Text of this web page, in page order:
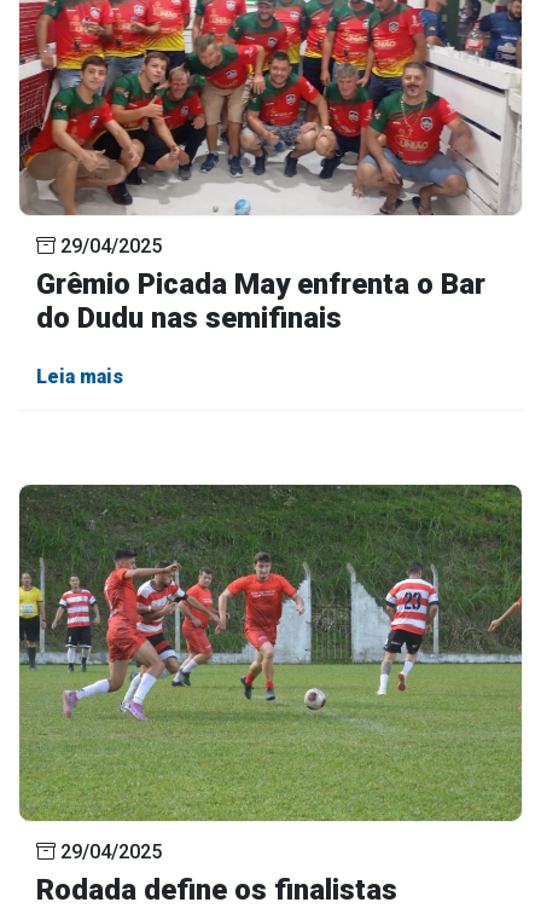
29/04/2025
Grêmio Picada May enfrenta o Bar
do Dudu nas semifinais
Leia mais
29/04/2025
Rodada define os finalistas